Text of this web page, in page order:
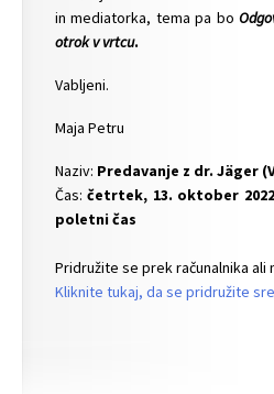
in mediatorka, tema pa bo
otrok v vrtcu.
Vabljeni.
Maja Petru
Naziv: Predavanje z dr. Jäger
Čas:četrtek, 13. oktober
poletni čas
Pridružite se prek računalnika ali
Kliknite tukaj, da se pridružite